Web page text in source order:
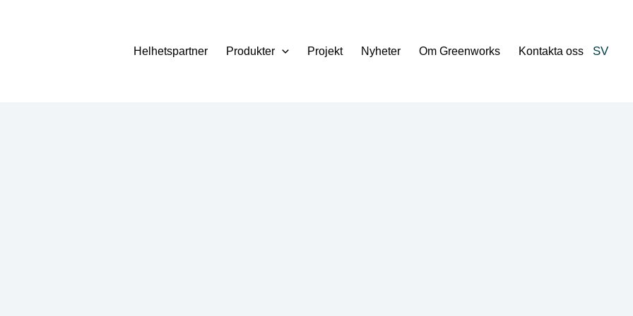
Helhetspartner Produkter Projekt Nyheter Om Greenworks Kontakta oss SV